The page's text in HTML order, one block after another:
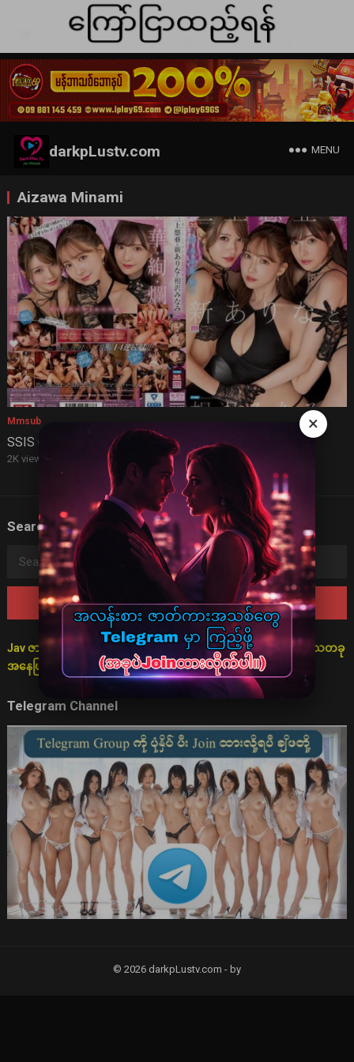
darkpLustv.com MENU
Aizawa Minami
Mmsub
SSIS 698 (mmsub)
2K views 2 years ago
Search
Search
Jav ဇာတ်လမ်းများသည် စိတ်ကူးဖြင့်သာ ပုံဖော်ထားသောကြောင့် ရသတခု
အနေဖြင့်သာ ကြည့်ရှုရန် မေတ္တာရပ်ခံအပ်ပါသည်။
Telegram Channel
© 2026 darkpLustv.com - by
×